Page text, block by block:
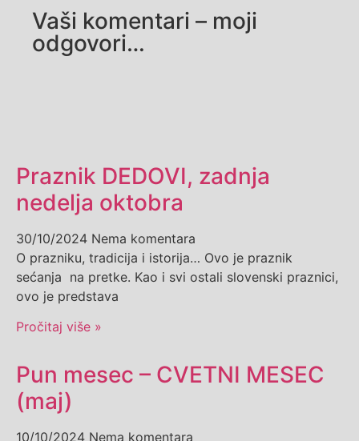
Vaši komentari – moji
odgovori…
Praznik DEDOVI, zadnja
nedelja oktobra
30/10/2024 Nema komentara
O prazniku, tradicija i istorija… Ovo je praznik
sećanja na pretke. Kao i svi ostali slovenski praznici,
ovo je predstava
Pročitaj više »
Pun mesec – CVETNI MESEC
(maj)
10/10/2024 Nema komentara